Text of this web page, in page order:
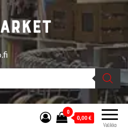
ja kivijalassa
Stupido Market on vaihtoehtomusaan
erikoistunut verkko- sekä
kivijalkakauppa Helsingissä Kallion
sydämessä.
Valikko
0
0,00€